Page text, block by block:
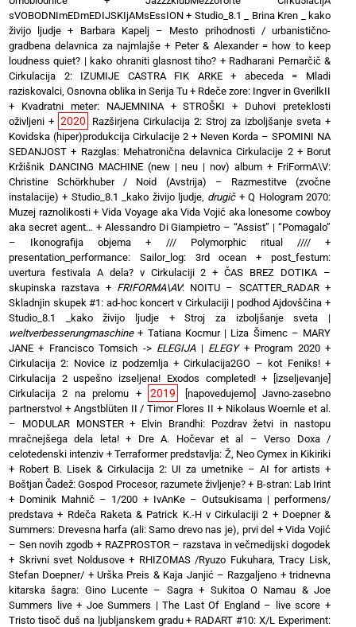
sVOBODNImEDmEDIJSKIjAMsEssION + Studio_8.1 _ Brina Kren _ kako
živijo ljudje + Barbara Kapelj – Mesto prihodnosti / urbanistično-
gradbena delavnica za najmlajše + Peter & Alexander = how to keep
loudness quiet? | kako ohraniti glasnost tiho? + Radharani Pernarčič &
Cirkulacija 2: IZUMIJE CASTRA FIK ARKE+ abeceda = Mladi
raziskovalci, Osnovna oblika in Serija Tu + Rdeče zore: Ingver in GverilkII
+ Kvadratni meter: NAJEMNINA + STROŠKI + Duhovi preteklosti
oživljeni + 2020 Razširjena Cirkulacija 2: Stroj za izboljšanje sveta +
Kovidska (hiper)produkcija Cirkulacije 2 + Neven Korda – SPOMINI NA
SEDANJOST + Razglas: Mehatronična delavnica Cirkulacije 2+ Borut
Kržišnik DANCING MACHINE (new | neu | nov) album + FriFormA\V:
Christine Schörkhuber / Noid (Avstrija) – Razmestitve (zvočne
instalacije) + Studio_8.1 _kako živijo ljudje, drugič+Q Hologram 2070:
Muzej raznolikosti+Vida Voyage aka Vida Vojić aka lonesome cowboy
aka secret agent… + Alessandro Di Giampietro – “Assist” | “Pomagalo”
– Ikonografija objema + /// Polymorphic ritual ////+
presentation_performance: Sailor_log: 3rd ocean +post_festum:
uvertura festivala A dela? v Cirkulaciji 2 +ČAS BREZ DOTIKA –
skupinska razstava + FRIFORMA\AV: NOITU – SCATTER_RADAR+
Skladnjin skupek #1: ad-hoc koncert v Cirkulaciji | podhod Ajdovščina +
Studio_8.1 _kako živijo ljudje +Stroj za izboljšanje sveta |
weltverbesserungmaschine+ Tatiana Kocmur | Liza Šimenc – MARY
JANE + Francisco Tomsich -> ELEGIJA| ELEGY+ Program 2020+
Cirkulacija 2: Novice iz podzemlja+Cirkulacija2GO – kot Feniks!+
Cirkulacija 2 uspešno izseljena! Exodos completed!+
[izseljevanje]
Cirkulacija 2 na prelomu + 2019
[napovedujemo] Javno-zasebno
partnerstvo! + Angstblüten II / Timor Flores II + Nikolaus Woernle et al.
– MODULAR MONSTER+ Elvin Brandhi: Pozdrav žetvi in nastopu
mračnejšega dela leta!+ Dre A. Hočevar et al – Verso Doxa /
celotedenski intenziv +Terraformer predstavlja: Ž, Neo Cymex in Kikiriki
+ Robert B. Lisek & Cirkulacija 2: UI za umetnike – AI for artists +
Boštjan Čadež: Gospod Procesor, razumete življenje? + B-stran: Lab Irint
+ Dominik Mahnič – 1/200 + IvAnKe – Outsukisama | performens/
predstava + Rdeča Raketa & Patrick K.-H v Cirkulaciji 2 + Doepner &
Summers: Drevesna harfa (ali: Samo drevo nas je), prvi del +Vida Vojić
– Sen novih zgodb + RAZPROSTOR – razstava in večmedijski dogodek
+ Skrivni svet Noldusove+ RHIZOMAS /Ryuzo Fukuhara, Tracy Lisk,
Stefan Doepner/ +Urška Preis & Kaja Janjić – Razgaljeno +tridnevna
kitarska šagra: Gino Lucente – Sagra+ Sukitoa O Namau & Joe
Summers live+ Joe Summers | The Last Of England – live score +
Tristo tisoč duš na ljubljanskem gradu+ RADART #10: X/L Experiment: